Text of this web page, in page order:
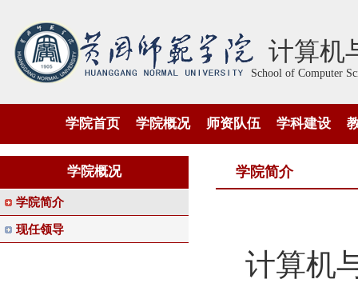
计算机
School of Computer
学院首页 学院概况 师资队伍 学科建设
学院概况
学院简介
现任领导
学院简介
计算机